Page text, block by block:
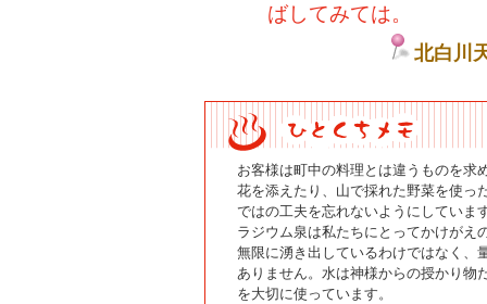
ばしてみては。
北白川
お客様は町中の料理とは違うものを求
花を添えたり、山で採れた野菜を使っ
ではの工夫を忘れないようにしていま
ラジウム泉は私たちにとってかけがえ
無限に湧き出しているわけではなく、
ありません。水は神様からの授かり物
を大切に使っています。